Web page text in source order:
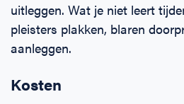
uitleggen. Wat je niet leert
pleisters plakken, blaren
aanleggen.
Kosten